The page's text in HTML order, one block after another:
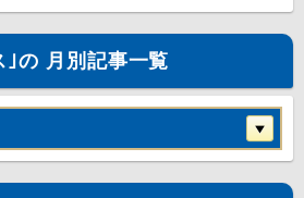
｣の 月別記事一覧